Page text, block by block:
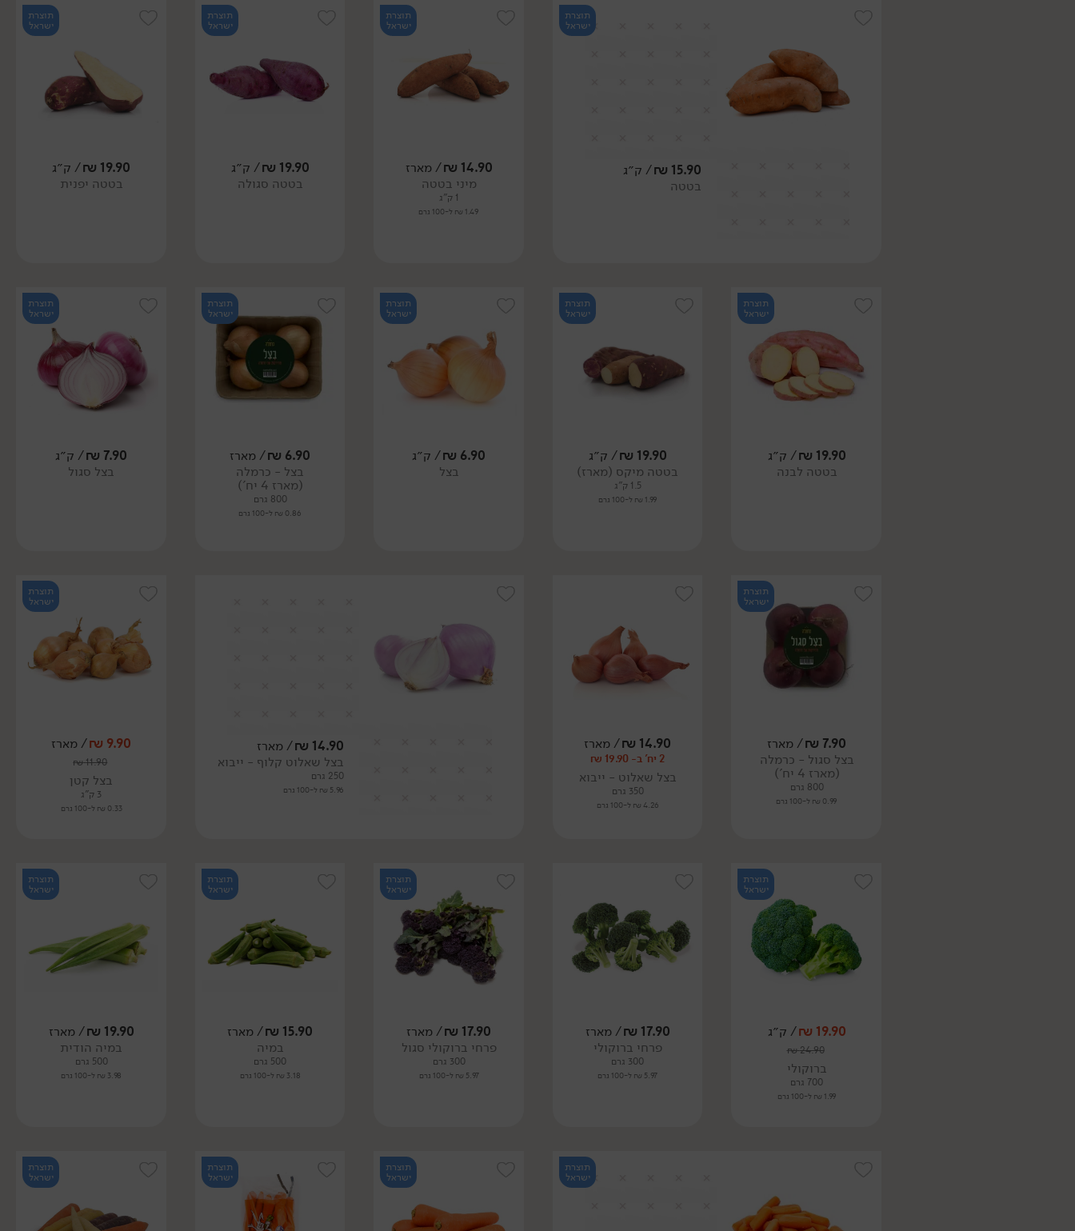
תוצרת
ישראל
15.90
₪/ ק״ג
בטטה
תוצרת
ישראל
14.90
₪/ מארז
מיני בטטה
1 ק"ג
1.49 ₪ ל-100 גרם
תוצרת
ישראל
19.90
₪/ ק״ג
בטטה סגולה
תוצרת
ישראל
19.90
₪/ ק״ג
בטטה יפנית
תוצרת
ישראל
19.90
₪/ ק״ג
בטטה לבנה
תוצרת
ישראל
19.90
₪/ ק״ג
בטטה מיקס (מארז)
1.5 ק"ג
1.99 ₪ ל-100 גרם
תוצרת
ישראל
6.90
₪/ ק״ג
בצל
תוצרת
ישראל
6.90
₪/ מארז
בצל - כרמלה
(מארז 4 יח')
800 גרם
0.86 ₪ ל-100 גרם
תוצרת
ישראל
7.90
₪/ ק״ג
בצל סגול
תוצרת
ישראל
7.90
₪/ מארז
בצל סגול - כרמלה
(מארז 4 יח')
800 גרם
0.99 ₪ ל-100 גרם
14.90
₪/ מארז
2 יח' ב- 19.90 ₪
בצל שאלוט - ייבוא
350 גרם
4.26 ₪ ל-100 גרם
14.90
₪/ מארז
בצל שאלוט קלוף - ייבוא
250 גרם
5.96 ₪ ל-100 גרם
תוצרת
ישראל
9.90
₪/ מארז
11.90
₪
בצל קטן
3 ק"ג
0.33 ₪ ל-100 גרם
תוצרת
ישראל
19.90
₪/ ק״ג
24.90
₪
ברוקולי
700 גרם
1.99 ₪ ל-100 גרם
17.90
₪/ מארז
פרחי ברוקולי
300 גרם
5.97 ₪ ל-100 גרם
תוצרת
ישראל
17.90
₪/ מארז
פרחי ברוקולי סגול
300 גרם
5.97 ₪ ל-100 גרם
תוצרת
ישראל
15.90
₪/ מארז
במיה
500 גרם
3.18 ₪ ל-100 גרם
תוצרת
ישראל
19.90
₪/ מארז
במיה הודית
500 גרם
3.98 ₪ ל-100 גרם
תוצרת
ישראל
תוצרת
ישראל
תוצרת
ישראל
תוצרת
ישראל